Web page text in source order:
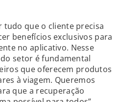
tudo que o cliente precisa
benefícios exclusivos para
no aplicativo. Nesse
setor é fundamental
que oferecem produtos
à viagem. Queremos
que a recuperação